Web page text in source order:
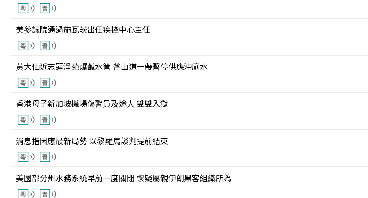
美參議院通過施瓦茨出任疾控中心主任
黃大仙近志蓮淨苑爆鹹水管 斧山道一帶暫停供應沖廁水
香港母子新加坡機場傷警員及途人 雙雙入獄
消息指因應最新局勢 以黎羅馬談判提前結束
美國部分州水務系統早前一度關閉 懷疑屬親伊朗黑客組織所為